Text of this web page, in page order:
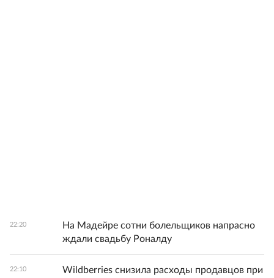
22:20
На Мадейре сотни болельщиков напрасно
ждали свадьбу Роналду
22:10
Wildberries снизила расходы продавцов при